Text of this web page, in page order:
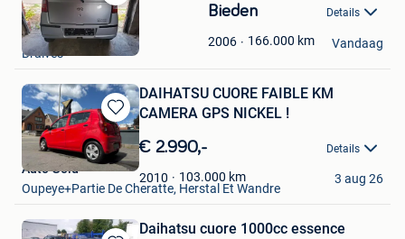
Bewaren
in
Mijn
Favorieten
Bieden Details
2006 166.000 km
michael scalais
Braives
Vandaag
Bewaren
in
Mijn
Favorieten
DAIHATSU CUORE FAIBLE KM
CAMERA GPS NICKEL !
€ 2.990,- Details
2010 103.000 km
Auto Gold
Oupeye+Partie De Cheratte, Herstal Et Wandre
3 aug 26
Daihatsu cuore 1000cc essence